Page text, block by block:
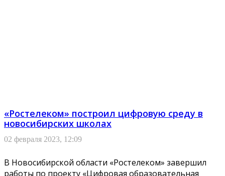
«Ростелеком» построил цифровую среду в
новосибирских школах
02 февраля 2023, 12:09
В Новосибирской области «Ростелеком» завершил
работы по проекту «Цифровая образовательная